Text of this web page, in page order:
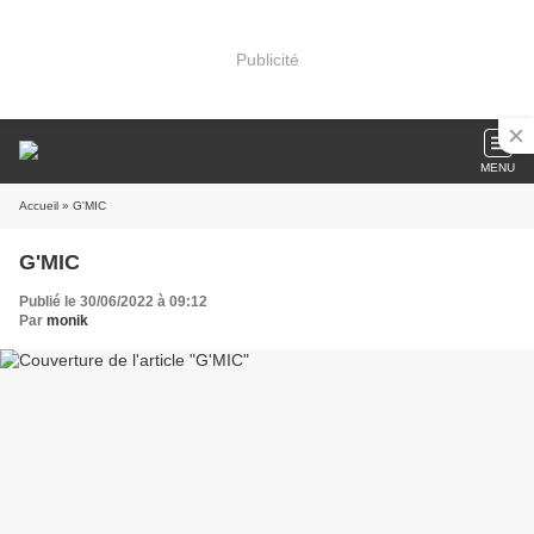
Publicité
MENU
Accueil » G'MIC
G'MIC
Publié le 30/06/2022 à 09:12
Par monik